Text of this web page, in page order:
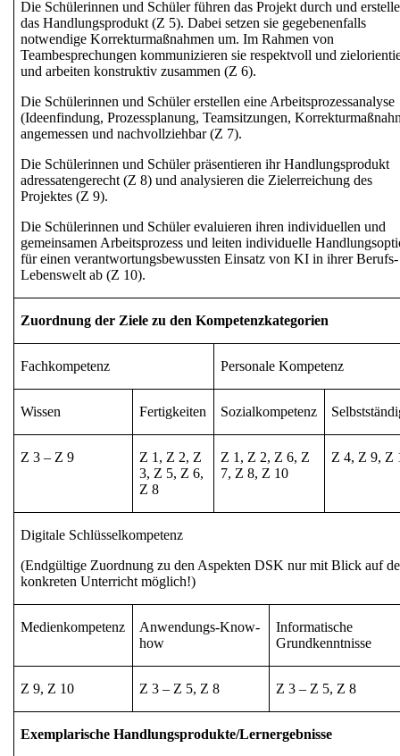
Die Schülerinnen und Schüler führen das Projekt durch und
dasHandlungsprodukt (Z 5). Dabei setzen sie gegebenenfalls
notwendigeKorrekturmaßnahmen um. Im Rahmen von
Teambesprechungen kommunizieren sie respektvoll und
und arbeiten konstruktiv zusammen (Z 6).
Die Schülerinnen und Schüler erstellen eine Arbeitsprozessanalyse
(Ideenfindung, Prozessplanung, Teamsitzungen,
angemessen und nachvollziehbar (Z 7).
Die Schülerinnen und Schüler präsentieren ihr Handlungsprodukt
adressatengerecht (Z 8) und analysieren die Zielerreichung des
Projektes (Z 9).
Die Schülerinnen und Schüler evaluieren ihren individuellen und
gemeinsamen Arbeitsprozess und leiten individuelle
für einenverantwortungsbewussten Einsatz von KI in ihrer
Lebenswelt ab (Z 10).
Zuordnung der Ziele zu den Kompetenzkategorien
Fachkompetenz Personale Kompetenz
Wissen Fertigkeiten Sozialkompetenz
Z 3 – Z 9
Z 1, Z 2, Z
3, Z 5, Z 6,
Z 8
Z 1, Z 2, Z 6, Z
7, Z 8, Z 10
Z 4, Z 9, Z
Digitale Schlüsselkompetenz
(Endgültige Zuordnung zu den Aspekten DSK nur mit Blick auf
konkreten Unterricht möglich!)
Medienkompetenz
Anwendungs-Know-
how
Informatische
Grundkenntnisse
Z 9, Z 10 Z 3 – Z 5, Z 8 Z 3 – Z 5, Z 8
Exemplarische Handlungsprodukte/Lernergebnisse